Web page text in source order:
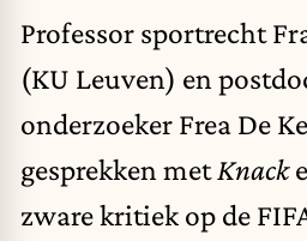
Professor sportrecht
(KU Leuven) en
onderzoeker Frea De
gesprekken metKnack
zware kritiek op de